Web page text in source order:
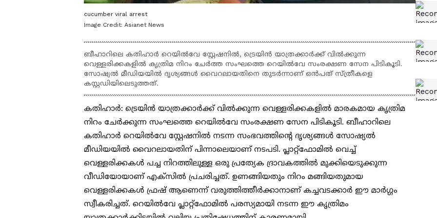
cucumber viral arrest
Image Credit: Asianet News
ബീഹാറിലെ കതിഹാർ റെയിൽവേ സ്റ്റേഷനിൽ, ട്രെയിൻ യാത്രക്കാർക്ക് വിൽക്കുന്ന
വെള്ളരിക്കകളിൽ കൃത്രിമ നിറം ചേർത്ത സംഘത്തെ റെയിൽവേ സംരക്ഷണ സേന പിടികൂടി.
സോഷ്യൽ മീഡിയയിൽ ദൃശ്യങ്ങൾ വൈറലായതിനെ തുടർന്നാണ് ഒൻപത് സ്ത്രീകളെ
കസ്റ്റഡിയിലെടുത്തത്.
കതിഹാർ: ട്രെയിൻ യാത്രക്കാർക്ക് വിൽക്കുന്ന വെള്ളരിക്കകളിൽ മാരകമായ കൃത്രിമ
നിറം ചേർക്കുന്ന സംഘത്തെ റെയിൽവേ സംരക്ഷണ സേന പിടികൂടി. ബീഹാറിലെ
കതിഹാർ റെയിൽവേ സ്റ്റേഷനിൽ നടന്ന സംഭവത്തിന്റെ ദൃശ്യങ്ങൾ സോഷ്യൽ
മീഡിയയിൽ വൈറലായതിന് പിന്നാലെയാണ് നടപടി. പ്ലാറ്റ്‌ഫോമിൽ വെച്ച്
വെള്ളരിക്കകൾ പച്ച നിറത്തിലുള്ള ഒരു പ്രത്യേക ദ്രാവകത്തിൽ മുക്കിയെടുക്കുന്ന
വീഡിയോയാണ് എക്സിൽ പ്രചരിച്ചത്. ഉണങ്ങിയതും നിറം മങ്ങിയതുമായ
വെള്ളരിക്കകൾ ഫ്രഷ് ആണെന്ന് വരുത്തിത്തീർക്കാനാണ് കച്ചവടക്കാർ ഈ മാർഗ്ഗം
സ്വീകരിച്ചത്. റെയിൽവേ പ്ലാറ്റ്‌ഫോമിൽ പരസ്യമായി നടന്ന ഈ കൃത്രിമം